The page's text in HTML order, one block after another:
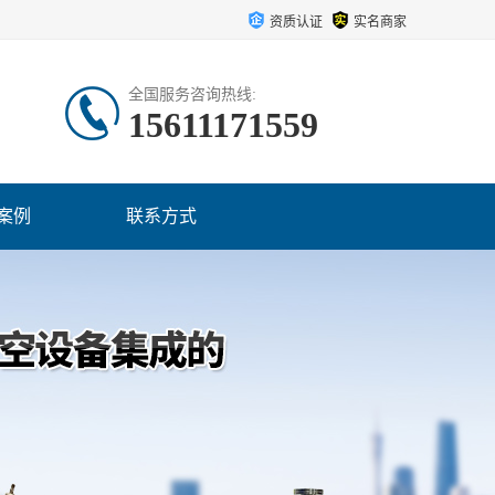
资质认证 实名商家
全国服务咨询热线:
15611171559
例 联系方式